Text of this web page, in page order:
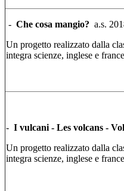
- Che cosa mangio? a.s.
Un progetto realizzato dalla
integra scienze, inglese e
- I vulcani - Les volcans -
Un progetto realizzato dalla
integra scienze, inglese e